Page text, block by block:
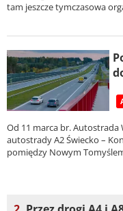
tam jeszcze tymczasowa
Od 11 marca br. Autostrada
autostrady A2 Świecko –
pomiędzy Nowym